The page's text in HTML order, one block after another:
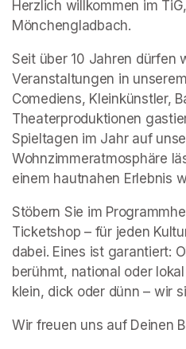
Herzlich willkommen im
Mönchengladbach.
Seit über 10 Jahren dürfen
Veranstaltungen in
Comediens, Kleinkünstler,
Theaterproduktionen
Spieltagen im Jahr auf
Wohnzimmeratmosphäre
einem hautnahen Erlebnis
Stöbern Sie im
Ticketshop – für jeden
dabei. Eines ist garantiert:
berühmt, national oder
klein, dick oder dünn – wir
Wir freuen uns auf Deinen